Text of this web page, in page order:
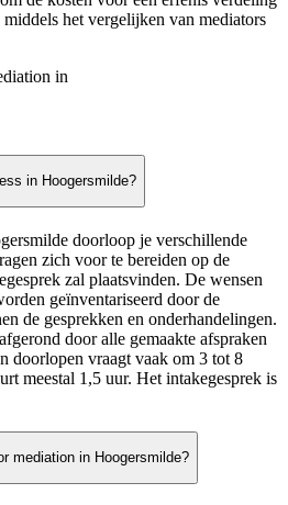
het vergelijken van mediators
in
in Hoogersmilde?
doorloop je verschillende
zich voor te bereiden op de
zal plaatsvinden. De wensen
geïnventariseerd door de
de gesprekken en onderhandelingen.
door alle gemaakte afspraken
doorlopen vraagt vaak om 3 tot 8
meestal 1,5 uur. Het intakegesprek is
mediation in Hoogersmilde?